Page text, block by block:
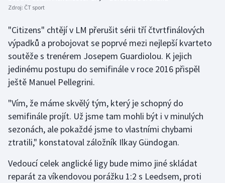
Zdroj: ČT sport
"Citizens" chtějí v LM přerušit sérii tří čtvrtfinálových
výpadků a probojovat se poprvé mezi nejlepší kvarteto
soutěže s trenérem Josepem Guardiolou. K jejich
jedinému postupu do semifinále v roce 2016 přispěl
ještě Manuel Pellegrini.
"Vím, že máme skvělý tým, který je schopný do
semifinále projít. Už jsme tam mohli být i v minulých
sezonách, ale pokaždé jsme to vlastními chybami
ztratili," konstatoval záložník Ilkay Gündogan.
Vedoucí celek anglické ligy bude mimo jiné skládat
reparát za víkendovou porážku 1:2 s Leedsem, proti